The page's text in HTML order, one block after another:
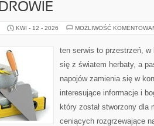
KWI - 12 - 2026 MOŻLIWOŚĆ
ten serwis to przestrzeń,
się z światem herbaty, a
napojów zamienia się w
interesujące informacje i
który został stworzony dla
ceniących rozgrzewające